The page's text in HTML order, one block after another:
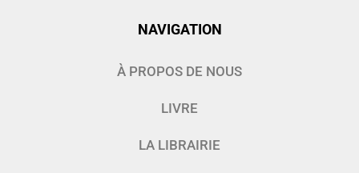
NAVIGATION
À PROPOS DE NOUS
LIVRE
LA LIBRAIRIE